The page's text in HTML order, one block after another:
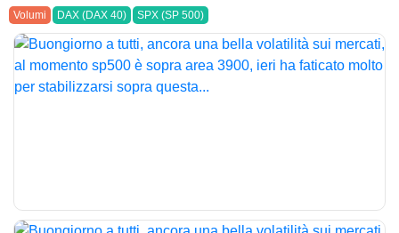
Volumi DAX (DAX 40) SPX (SP 500)